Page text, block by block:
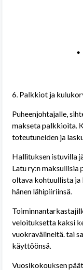
6. Palkkiot ja
Puheenjohtajalle,
makseta palkkioita.
toteutuneiden ja
Hallituksen istuvilla
Latu ry:n maksullisia
oltava kohtuullista ja
hänen lähipiiriinsä.
veloituksetta kaksi
vuokravälineitä. tai
käyttöönsä.
Vuosikokouksen